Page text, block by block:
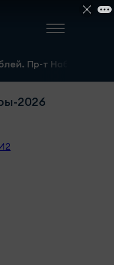
13а.
2026